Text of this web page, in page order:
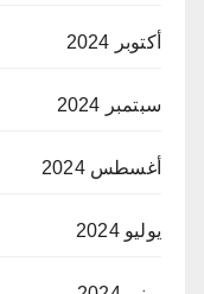
أكتوبر 2024
سبتمبر 2024
أغسطس 2024
يوليو 2024